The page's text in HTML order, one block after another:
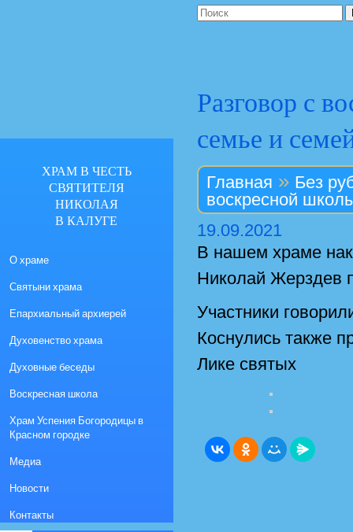
Разговор с
семье и
Главная » Без
воскресной
19.09.2021
В нашем храме
Николай Жерздев
Участники
Коснулись также
Лике святых
ХРАМ В ЧЕСТЬ
СВЯТИТЕЛЯ
НИКОЛАЯ
В КАЛУГЕ
О храме
Святыни храма
Епархиальный архиерей
Духовенство храма
Духовные беседы
Воскресная школа
Храм Успения Богородицы в
Красном городке
Медиа
Новости
Контакты